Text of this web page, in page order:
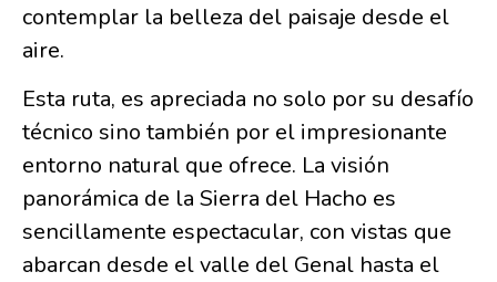
contemplar la belleza del paisaje desde el
aire.
Esta ruta, es apreciada no solo por su desafío
técnico sino también por el impresionante
entorno natural que ofrece. La visión
panorámica de la Sierra del Hacho es
sencillamente espectacular, con vistas que
abarcan desde el valle del Genal hasta el